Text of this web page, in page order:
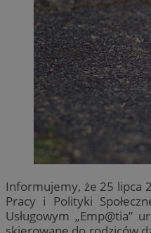
Informujemy, że 25 lipca
Pracy i Polityki
Usługowym „Emp@tia”